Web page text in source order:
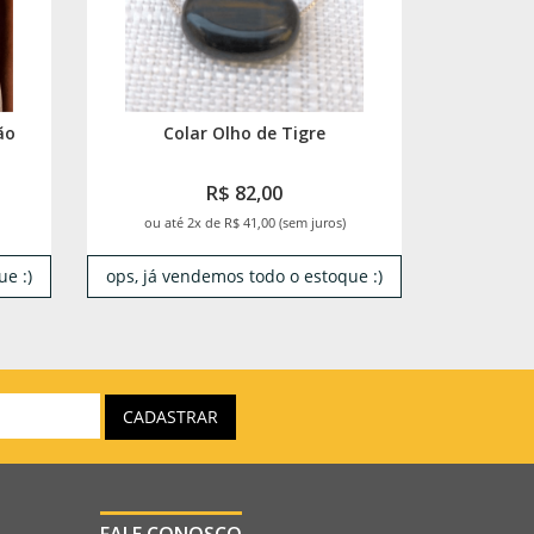
:)
Colar Olho de Tigre
R$ 82,00
ou até 2x de R$ 41,00 (sem juros)
ops, já vendemos todo o estoque :)